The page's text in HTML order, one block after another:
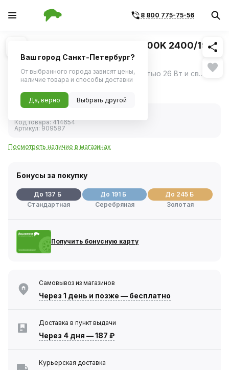
8 800 775-75-56
1/1 Похожие
Светодиод H4 12-16V 26W 6500K 2400/1900
Lm А8 (Nord Yada) 2шт
Светодиод Н4 от Nord Yada с мощностью 26 Вт и световым потоком 2400/1900 Лм предназначен для использования в автомобильных фарах ближнего и дальнего света, обеспечивая яркое и эффективное освещение дороги. ещё
Код товара:414654
Артикул: 909587
Посмотреть наличие в магазинах
Бонусы за покупку
До 137 Б
Стандартная
До 191 Б
Серебряная
До 245 Б
Золотая
Получить бонусную карту
Самовывоз из магазинов
Через 1 день и позже — бесплатно
Доставка в пункт выдачи
Через 4 дня —187 ₽
Курьерская доставка
Ваш город Санкт-Петербург?
От выбранного города зависят цены,
наличие товара и способы доставки
Да, верно Выбрать другой